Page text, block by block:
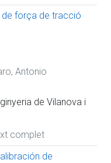
de força de tracció
Antonio
de Vilanova i
complet
de